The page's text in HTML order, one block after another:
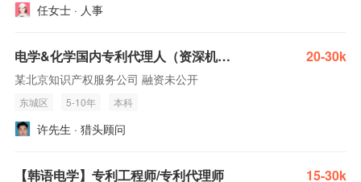
任女士 · 人事
电学&化学国内专利代理人（资深机械专利代理也在招，代理所经验，熟悉该领域技术术语、专利审查规则） 20-30k
某北京知识产权服务公司 融资未公开
东城区 5-10年 本科
许先生 · 猎头顾问
【韩语电学】专利工程师/专利代理师 15-30k